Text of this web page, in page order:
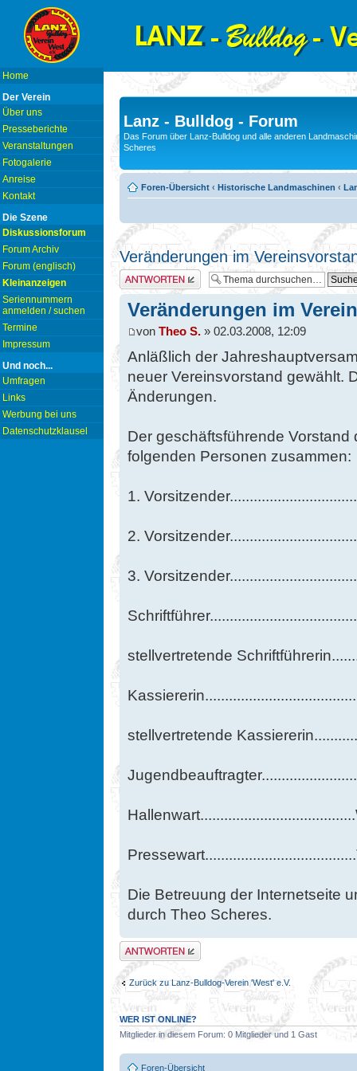
Home
Der Verein
Über uns
Presseberichte
Veranstaltungen
Fotogalerie
Anreise
Kontakt
Die Szene
Diskussionsforum
Forum Archiv
Forum (englisch)
Kleinanzeigen
Seriennummern
anmelden / suchen
Termine
Impressum
Und noch...
Umfragen
Links
Werbung bei uns
Datenschutzklausel
Lanz - Bulldog - Forum
Das Forum über Lanz-Bulldog und alle anderen
Scheres
Foren-Übersicht ‹ Historische Landmaschinen ‹
Veränderungen im
Antwort erstellen
Veränderungen im
von Theo S. » 02.03.2008, 12:09
Anläßlich der
neuer Vereinsvorstand gewählt.
Änderungen.
Der geschäftsführende
folgenden Personen zusammen:
1.
2.
3.
stellvertretende
stellvertretende
Die Betreuung der Internetseite
durch Theo Scheres.
Antwort erstellen
Zurück zu Lanz-Bulldog-Verein 'West' e.V.
WER IST ONLINE?
Mitglieder in diesem Forum: 0 Mitglieder und 1 Gast
Foren-Übersicht